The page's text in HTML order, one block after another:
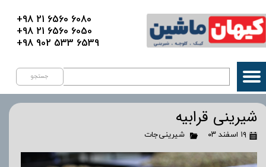
جستجو
+98 21 6560 6080
+98 21 6560 6050
+98 902 533 6539
شیرینی قرابیه
۱۹ اسفند ۰۳ شیرینی‌جات